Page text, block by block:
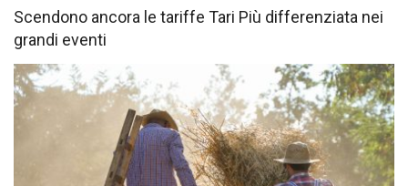
Scendono ancora le tariffe Tari Più differenziata nei
grandi eventi